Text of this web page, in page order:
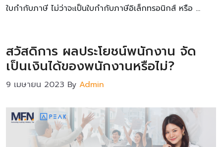
ใบกำกับภาษี ไม่ว่าจะเป็นใบกำกับภาษีอิเล็กทรอนิกส์ หรือ …
สวัสดิการ ผลประโยชน์พนักงาน จัด
เป็นเงินได้ของพนักงานหรือไม่?
9 เมษายน 2023 By Admin